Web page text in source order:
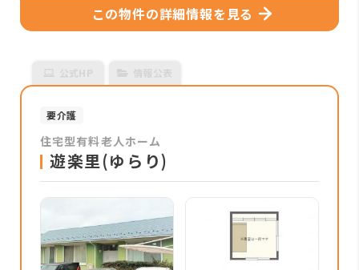
この物件の詳細情報を見る
要介護
住宅型有料老人ホーム
遊楽里(ゆらり)